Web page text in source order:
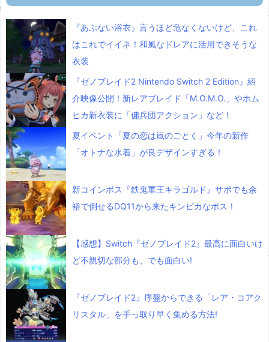
『あぶない浴衣』言うほど危なくないけど、これ
はこれでイイネ！和風なドレアに活用できそうな
衣装
『ゼノブレイド2 Nintendo Switch 2 Edition』紹
介映像公開！新レアブレイド「M.O.M.O.」やホム
ヒカ新衣装に「傭兵団アクション」など！
夏イベント「夏の恋は嵐のごとく」今年の新作
「オトナな水着」が良デザインすぎる！
新コインボス『鉄鬼軍王キラゴルド』サポでも余
裕で倒せるDQ11から来たキンピカなボス！
【感想】Switch『ゼノブレイド2』最高に面白いけ
ど不親切な部分も、でも面白い!
『ゼノブレイド2』序盤からできる「レア・コアク
リスタル」を手っ取り早く集める方法!